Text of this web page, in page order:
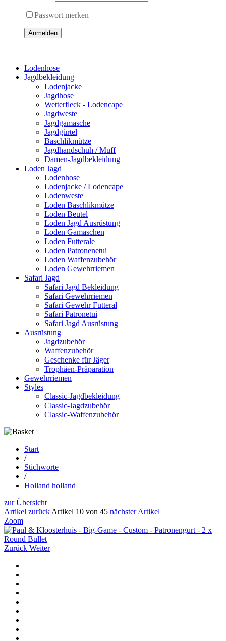
Passwort merken
Anmelden
Lodenhose
Jagdbekleidung
Lodenjacke
Jagdhose
Wetterfleck - Lodencape
Jagdweste
Jagdgamasche
Jagdgürtel
Baschlikmütze
Jagdhandschuh / Muff
Damen-Jagdbekleidung
Loden Jagd
Lodenhose
Lodenjacke / Lodencape
Lodenweste
Loden Baschlikmütze
Loden Beutel
Loden Jagd Ausrüstung
Loden Gamaschen
Loden Futterale
Loden Patronenetui
Loden Waffenzubehör
Loden Gewehrriemen
Safari Jagd
Safari Jagd Bekleidung
Safari Gewehrriemen
Safari Gewehr Futteral
Safari Patronetui
Safari Jagd Ausrüstung
Ausrüstung
Jagdzubehör
Waffenzubehör
Geschenke für Jäger
Trophäen-Präparation
Gewehrriemen
Styles
Classic-Jagdbekleidung
Classic-Jagdzubehör
Classic-Waffenzubehör
Start
/
Stichworte
/
Holland holland
zur Übersicht
Artikel zurück Artikel 10 von 45 nächster Artikel
Zoom
Zurück Weiter